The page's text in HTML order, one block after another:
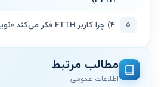
۵ 4) چرا کاربر FTTH فکر می‌کند «نویز دارم»؟
مطالب مرتبط
اطلاعات عمومی